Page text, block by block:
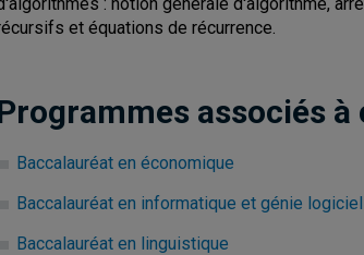
et équations de récurrence.
associés à
Baccalauréat en économique
Baccalauréat en informatique et génie logiciel
Baccalauréat en linguistique